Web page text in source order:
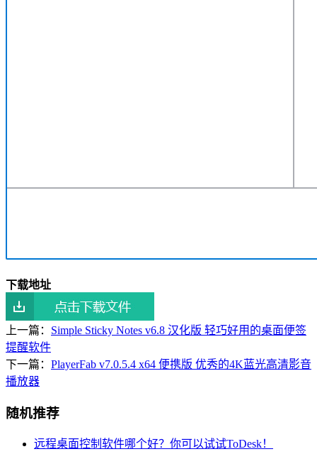
下载地址
上一篇： Simple Sticky Notes v6.8 汉化版 轻巧好用的桌面便签
提醒软件
下一篇： PlayerFab v7.0.5.4 x64 便携版 优秀的4K蓝光高清影音
播放器
随机推荐
远程桌面控制软件哪个好？你可以试试ToDesk！